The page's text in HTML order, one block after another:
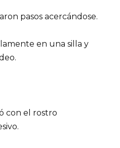
pasos acercándose.
en una silla y
con el rostro